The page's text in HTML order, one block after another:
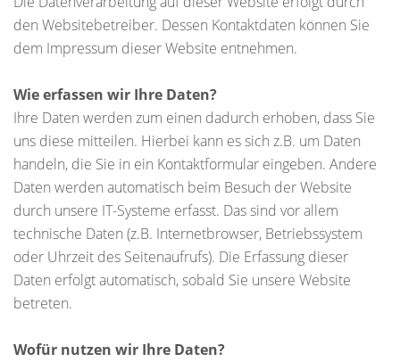
den Websitebetreiber. Dessen Kontaktdaten können Sie
dem Impressum dieser Website entnehmen.
Wie erfassen wir Ihre Daten?
Ihre Daten werden zum einen dadurch erhoben, dass Sie
uns diese mitteilen. Hierbei kann es sich z.B. um Daten
handeln, die Sie in ein Kontaktformular eingeben. Andere
Daten werden automatisch beim Besuch der Website
durch unsere IT-Systeme erfasst. Das sind vor allem
technische Daten (z.B. Internetbrowser, Betriebssystem
oder Uhrzeit des Seitenaufrufs). Die Erfassung dieser
Daten erfolgt automatisch, sobald Sie unsere Website
betreten.
Wofür nutzen wir Ihre Daten?